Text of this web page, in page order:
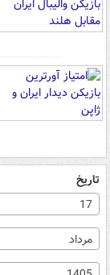
تاریخ
17
مرداد